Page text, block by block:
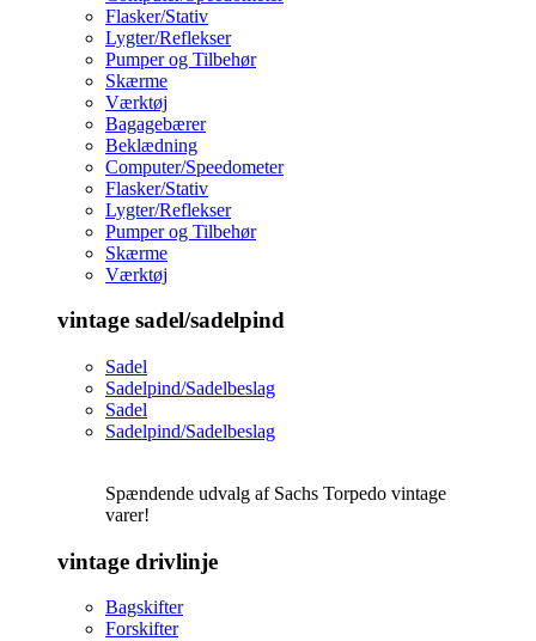
Flasker/Stativ
Lygter/Reflekser
Pumper og Tilbehør
Skærme
Værktøj
Bagagebærer
Beklædning
Computer/Speedometer
Flasker/Stativ
Lygter/Reflekser
Pumper og Tilbehør
Skærme
Værktøj
vintage sadel/sadelpind
Sadel
Sadelpind/Sadelbeslag
Sadel
Sadelpind/Sadelbeslag
Spændende udvalg af Sachs Torpedo vintage
varer!
vintage drivlinje
Bagskifter
Forskifter